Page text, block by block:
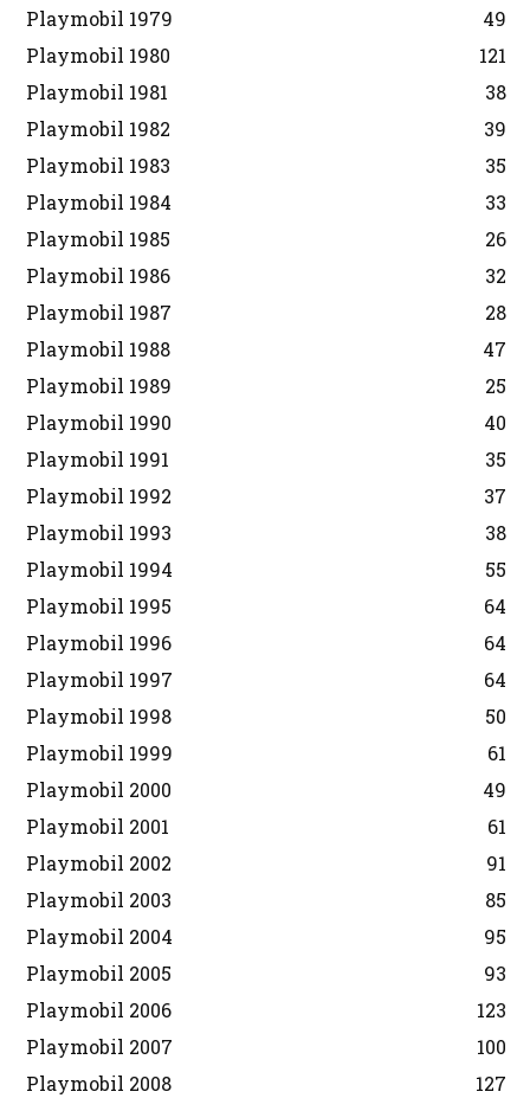
Playmobil 1979
49
Playmobil 1980
121
Playmobil 1981
38
Playmobil 1982
39
Playmobil 1983
35
Playmobil 1984
33
Playmobil 1985
26
Playmobil 1986
32
Playmobil 1987
28
Playmobil 1988
47
Playmobil 1989
25
Playmobil 1990
40
Playmobil 1991
35
Playmobil 1992
37
Playmobil 1993
38
Playmobil 1994
55
Playmobil 1995
64
Playmobil 1996
64
Playmobil 1997
64
Playmobil 1998
50
Playmobil 1999
61
Playmobil 2000
49
Playmobil 2001
61
Playmobil 2002
91
Playmobil 2003
85
Playmobil 2004
95
Playmobil 2005
93
Playmobil 2006
123
Playmobil 2007
100
Playmobil 2008
127